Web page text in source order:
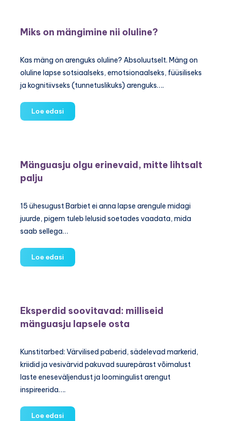
Miks on mängimine nii oluline?
Kas mäng on arenguks oluline? Absoluutselt. Mäng on
oluline lapse sotsiaalseks, emotsionaalseks, füüsiliseks
ja kognitiivseks (tunnetuslikuks) arenguks….
Loe edasi
on
Mänguasju olgu erinevaid, mitte lihtsalt
palju
15 ühesugust Barbiet ei anna lapse arengule midagi
juurde, pigem tuleb lelusid soetades vaadata, mida
saab sellega…
Loe edasi
olgu
palju
Eksperdid soovitavad: milliseid
mänguasju lapsele osta
Kunstitarbed: Värvilised paberid, sädelevad markerid,
kriidid ja vesivärvid pakuvad suurepärast võimalust
laste eneseväljendust ja loomingulist arengut
inspireerida….
Loe edasi